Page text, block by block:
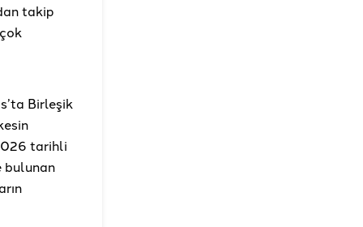
takip
Birleşik
tarihli
bulunan